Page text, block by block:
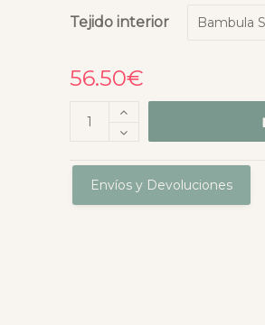
Tejido interior
56.50€
Envíos y Devoluciones